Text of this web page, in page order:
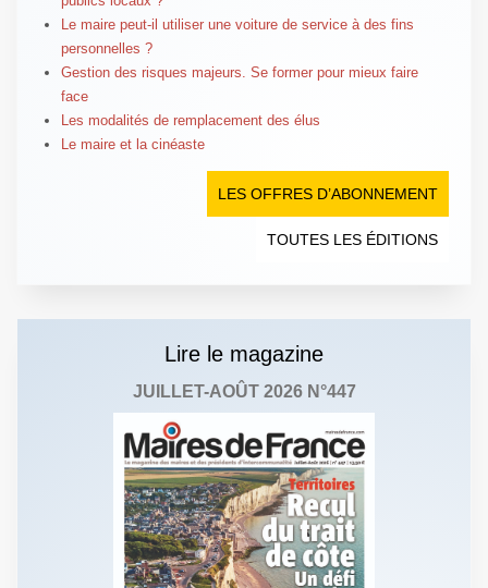
Le maire peut-il utiliser une voiture de service à des fins
personnelles ?
Gestion des risques majeurs. Se former pour mieux faire
face
Les modalités de remplacement des élus
Le maire et la cinéaste
LES OFFRES D’ABONNEMENT
TOUTES LES ÉDITIONS
Lire le magazine
JUILLET-AOÛT 2026 N°447